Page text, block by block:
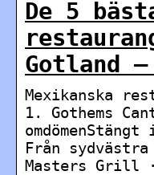
De 5
Gotland
Mexikanska
1. Gothems
Från
Masters Grill